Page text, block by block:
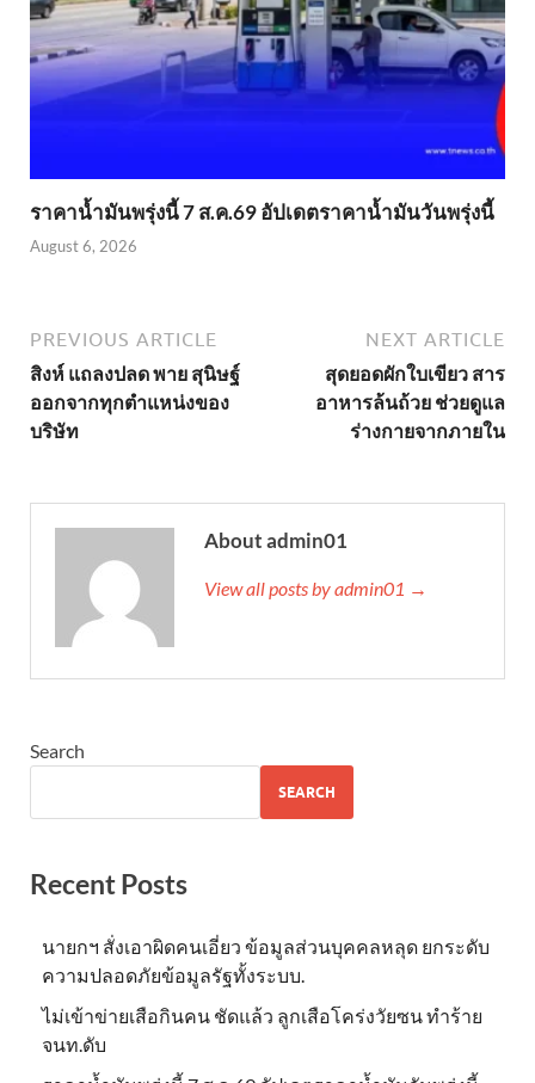
ราคาน้ำมันพรุ่งนี้ 7 ส.ค.69 อัปเดตราคาน้ำมันวันพรุ่งนี้
August 6, 2026
PREVIOUS ARTICLE
สิงห์ แถลงปลด พาย สุนิษฐ์
ออกจากทุกตำแหน่งของ
บริษัท
NEXT ARTICLE
สุดยอดผักใบเขียว สาร
อาหารล้นถ้วย ช่วยดูแล
ร่างกายจากภายใน
About admin01
View all posts by admin01 →
Search
SEARCH
Recent Posts
นายกฯ สั่งเอาผิดคนเอี่ยว ข้อมูลส่วนบุคคลหลุด ยกระดับ
ความปลอดภัยข้อมูลรัฐทั้งระบบ.
ไม่เข้าข่าย​เสือกินคน ชัดแล้ว ลูกเสือโคร่งวัยซน ทำร้าย
จนท.ดับ